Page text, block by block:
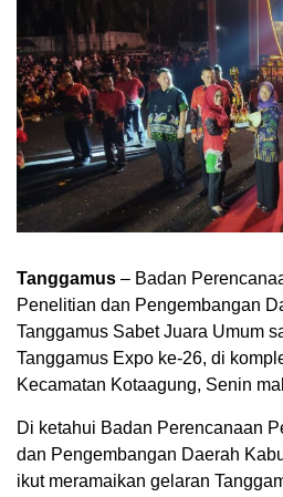
Tanggamus – Badan
Penelitian dan Pengembangan
Tanggamus Sabet Juara Umum
Tanggamus Expo ke-26, di
Kecamatan Kotaagung, Senin
Di ketahui Badan Perencanaan
dan Pengembangan Daerah
ikut meramaikan gelaran